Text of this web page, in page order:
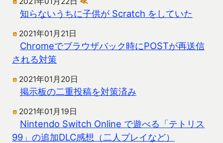
知らないうちに子供が Scratch をしていた
2021年01月21日
Chromeでブラウザバック時にPOSTが再送信
される対策
2021年01月20日
掲示板の二重投稿を対策済み
2021年01月19日
Nintendo Switch Online で遊べる「テトリス
99」の追加DLC感想（二人プレイなど）